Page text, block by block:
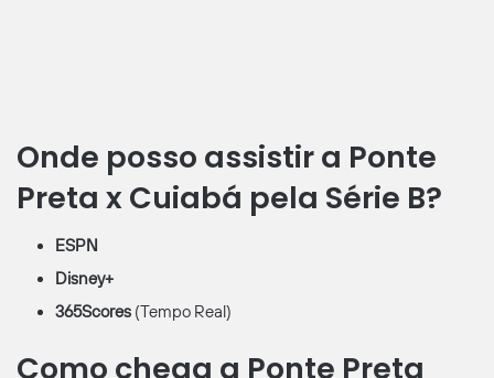
Onde posso assistir a Ponte
Preta x Cuiabá pela Série B?
ESPN
Disney+
365Scores (Tempo Real)
Como chega a Ponte Preta